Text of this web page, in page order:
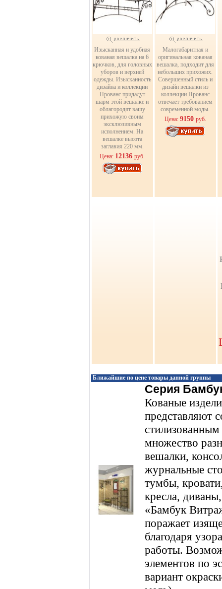
Изысканная и удобная
кованая вешалка на 6
крючков, для головных
уборов и верхней
одежды. Изысканность
дизайна и коллекции
Прованс придадут
шарм этой вешалке и
облагородят вашу
прихожую своим
эксклюзивным
исполнением. На
вешалке высота
заглавия 220 мм.
Цена: 12136руб.
Малогабаритная и
оригинальная кованая
вешалка, подходит для
небольших прихожих.
Совершенный стиль и
дизайн вешалки из
коллекции Прованс
отвечает требованием
современной моды.
Цена: 9150 руб.
Ближайшие по цене товары данной группы
Серия
Кованые
представляют
множество
вешалки,
журнальные
тумбы,
кресла,
«Бамбук
поражает
благодаря
работы.
элементов по
вариант